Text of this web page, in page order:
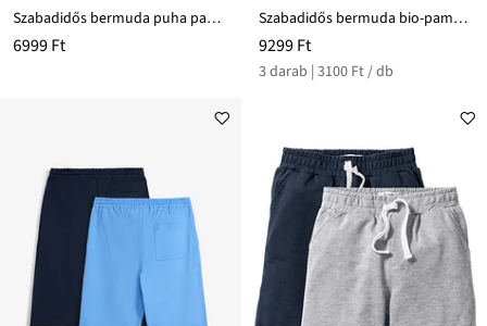
Szabadidős bermuda puha pamut-keverékből
6999 Ft
Szabadidős bermuda bio-pamuttal (3 db-os csomag)
9299 Ft
3 darab | 3100 Ft / db